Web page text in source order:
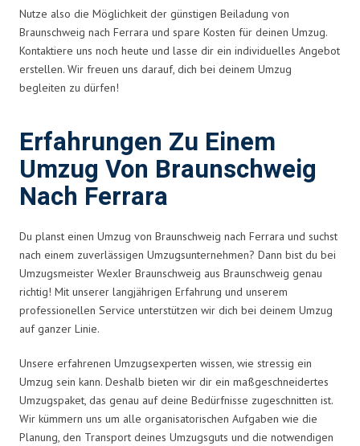
Nutze also die Möglichkeit der günstigen Beiladung von
Braunschweig nach Ferrara und spare Kosten für deinen Umzug.
Kontaktiere uns noch heute und lasse dir ein individuelles Angebot
erstellen. Wir freuen uns darauf, dich bei deinem Umzug
begleiten zu dürfen!
Erfahrungen Zu Einem
Umzug Von Braunschweig
Nach Ferrara
Du planst einen Umzug von Braunschweig nach Ferrara und suchst
nach einem zuverlässigen Umzugsunternehmen? Dann bist du bei
Umzugsmeister Wexler Braunschweig aus Braunschweig genau
richtig! Mit unserer langjährigen Erfahrung und unserem
professionellen Service unterstützen wir dich bei deinem Umzug
auf ganzer Linie.
Unsere erfahrenen Umzugsexperten wissen, wie stressig ein
Umzug sein kann. Deshalb bieten wir dir ein maßgeschneidertes
Umzugspaket, das genau auf deine Bedürfnisse zugeschnitten ist.
Wir kümmern uns um alle organisatorischen Aufgaben wie die
Planung, den Transport deines Umzugsguts und die notwendigen